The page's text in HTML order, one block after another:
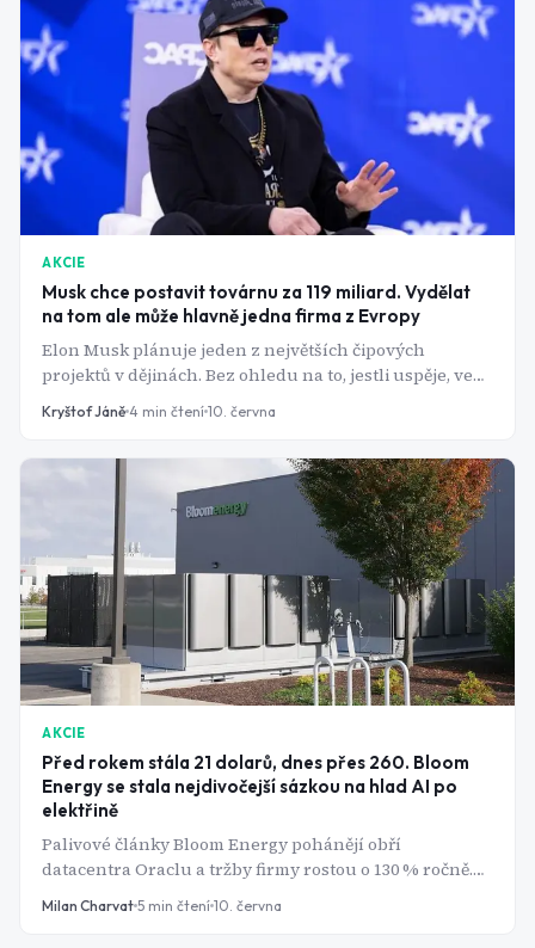
AKCIE
Musk chce postavit továrnu za 119 miliard. Vydělat
na tom ale může hlavně jedna firma z Evropy
Elon Musk plánuje jeden z největších čipových
projektů v dějinách. Bez ohledu na to, jestli uspěje, vede
stopa peněz do nizozemského Veldhovenu. K firmě,
bez které se dnes nikdo neobejde.
Kryštof Jáně 4 min čtení 10. června
AKCIE
Před rokem stála 21 dolarů, dnes přes 260. Bloom
Energy se stala nejdivočejší sázkou na hlad AI po
elektřině
Palivové články Bloom Energy pohánějí obří
datacentra Oraclu a tržby firmy rostou o 130 % ročně.
Akcie za rok zdražila více než dvanáctkrát. Otázka zní:
Milan Charvat 5 min čtení 10. června